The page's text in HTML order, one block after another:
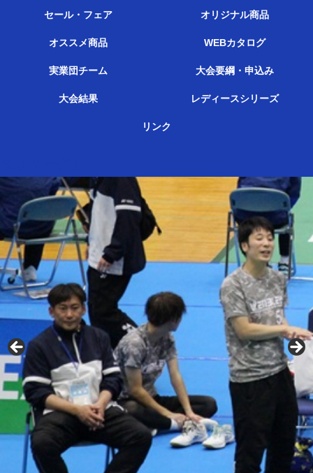
セール・フェア オリジナル商品
オススメ商品 WEBカタログ
実業団チーム 大会要綱・申込み
大会結果 レディースシリーズ
リンク